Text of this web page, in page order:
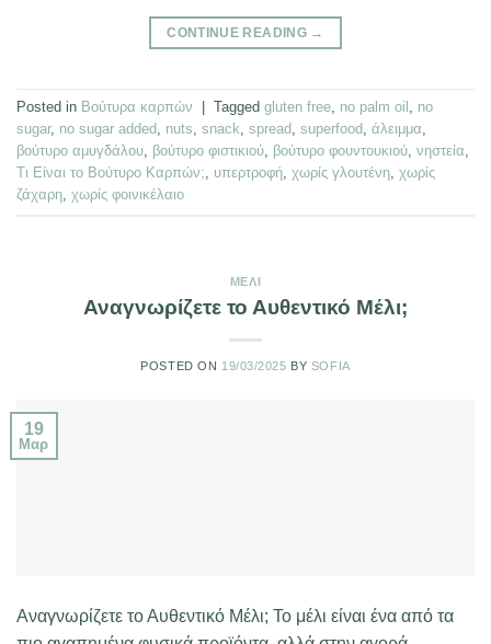
CONTINUE READING →
Posted in Βούτυρα καρπών Tagged gluten free, no palm oil , no
sugar, no sugar added, nuts, snack, spread, superfood, άλειμμα,
βούτυρο αμυγδάλου, βούτυρο φιστικιού, βούτυρο φουντουκιού, νηστεία,
Τι Είναι το Βούτυρο Καρπών;, υπερτροφή, χωρίς γλουτένη, χωρίς
ζάχαρη, χωρίς φοινικέλαιο
ΜΈΛΙ
Αναγνωρίζετε το Αυθεντικό Μέλι;
POSTED ON 19/03/2025 BY SOFIA
19
Μαρ
Αναγνωρίζετε το Αυθεντικό Μέλι; Το μέλι είναι ένα από τα